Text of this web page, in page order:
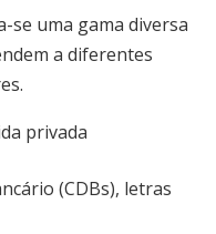
se uma gama diversa
a diferentes
privada
(CDBs), letras